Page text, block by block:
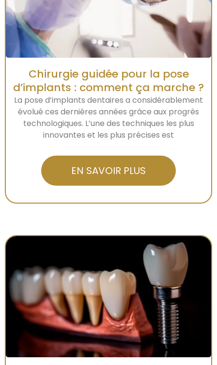
Chirurgie guidée pour la pose
d’implants : comment ça marche ?
La pose d’implants dentaires a considérablement
évolué ces dernières années grâce aux progrès
technologiques. L’une des techniques les plus
innovantes et les plus précises est
EN SAVOIR PLUS